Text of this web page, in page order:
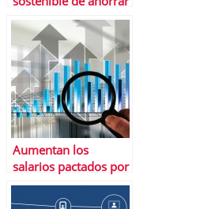
Aumentan los
salarios pactados por
convenio durante el
2021